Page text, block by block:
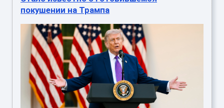
покушении на Трампа